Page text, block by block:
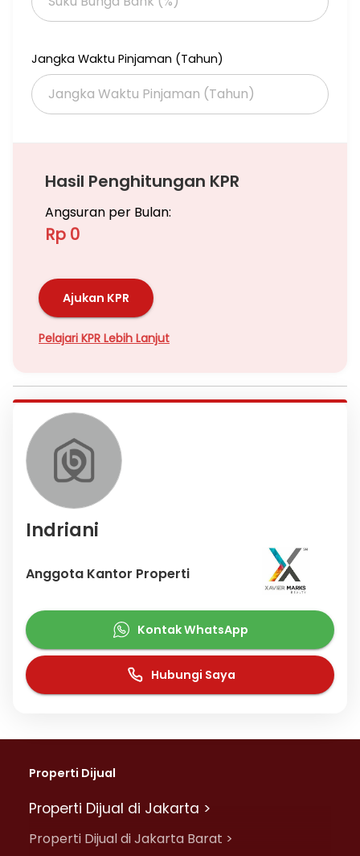
Jangka Waktu Pinjaman (Tahun)
Hasil Penghitungan KPR
Angsuran per Bulan:
Rp 0
Ajukan KPR
Pelajari KPR Lebih Lanjut
Indriani
Anggota Kantor Properti
Kontak WhatsApp
Hubungi Saya
Properti Dijual
Properti Dijual di Jakarta >
Properti Dijual di Jakarta Barat >